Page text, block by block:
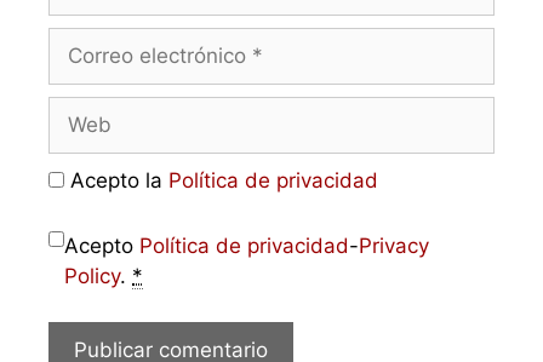
Acepto la Política de privacidad
Acepto Política de privacidad-Privacy
Policy. *